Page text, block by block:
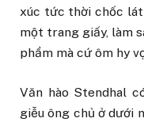
xúc tức thời chốc lát
một trang giấy, làm
phẩm mà cứ ôm hy
Văn hào Stendhal
giễu ông chủ ở dưới